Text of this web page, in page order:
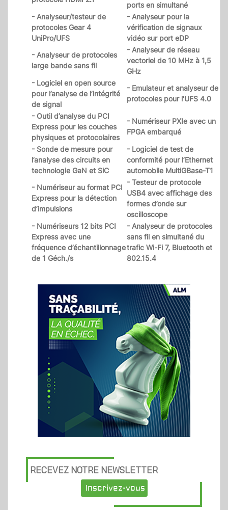
ports en simultané
- Analyseur/testeur de
protocoles Gear 4
UniPro/UFS
- Analyseur pour la
vérification de signaux
vidéo sur port eDP
- Analyseur de protocoles
large bande sans fil
- Analyseur de réseau
vectoriel de 10 MHz à 1,5
GHz
- Logiciel en open source
pour l’analyse de l’intégrité
de signal
- Emulateur et analyseur de
protocoles pour l'UFS 4.0
- Outil d’analyse du PCI
Express pour les couches
physiques et protocolaires
- Numériseur PXIe avec un
FPGA embarqué
- Sonde de mesure pour
l’analyse des circuits en
technologie GaN et SiC
- Logiciel de test de
conformité pour l’Ethernet
automobile MultiGBase-T1
- Numériseur au format PCI
Express pour la détection
d’impulsions
- Testeur de protocole
USB4 avec affichage des
formes d’onde sur
oscilloscope
- Numériseurs 12 bits PCI
Express avec une
fréquence d’échantillonnage
de 1 Géch./s
- Analyseur de protocoles
sans fil en simultané du
trafic Wi-Fi 7, Bluetooth et
802.15.4
RECEVEZ NOTRE NEWSLETTER
Inscrivez-vous